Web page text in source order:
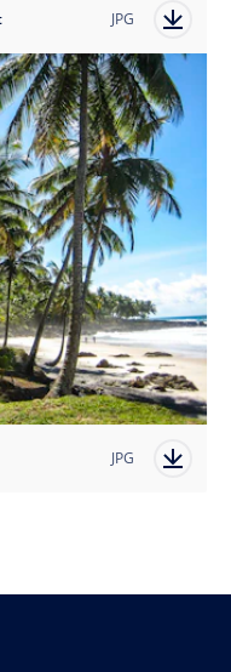
JPG
JPG